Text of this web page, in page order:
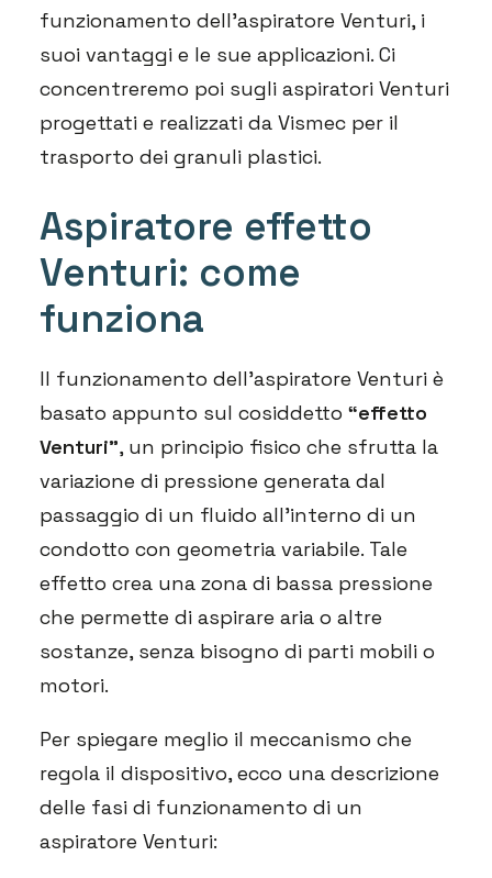
funzionamento dell’aspiratore Venturi, i
suoi vantaggi e le sue applicazioni. Ci
concentreremo poi sugli aspiratori Venturi
progettati e realizzati da Vismec per il
trasporto dei granuli plastici.
Aspiratore effetto
Venturi: come
funziona
Il funzionamento dell’aspiratore Venturi è
basato appunto sul cosiddetto “effetto
Venturi”, un principio fisico che sfrutta la
variazione di pressione generata dal
passaggio di un fluido all’interno di un
condotto con geometria variabile. Tale
effetto crea una zona di bassa pressione
che permette di aspirare aria o altre
sostanze, senza bisogno di parti mobili o
motori.
Per spiegare meglio il meccanismo che
regola il dispositivo, ecco una descrizione
delle fasi di funzionamento di un
aspiratore Venturi: